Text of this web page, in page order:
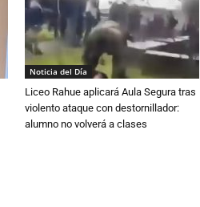
Noticia del Día
Liceo Rahue aplicará Aula Segura tras
violento ataque con destornillador:
alumno no volverá a clases